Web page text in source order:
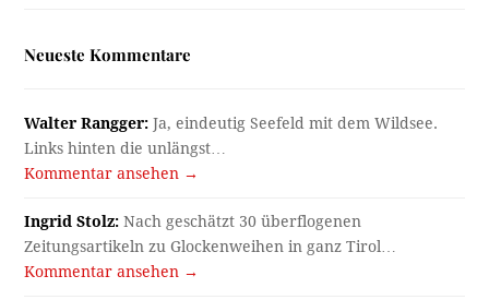
Neueste Kommentare
Walter Rangger: Ja, eindeutig Seefeld mit dem Wildsee.
Links hinten die unlängst…
Kommentar ansehen →
Ingrid Stolz: Nach geschätzt 30 überflogenen
Zeitungsartikeln zu Glockenweihen in ganz Tirol…
Kommentar ansehen →